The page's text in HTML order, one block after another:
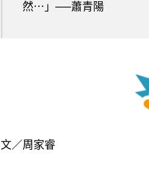
然⋯」──蕭青陽
文／周家睿